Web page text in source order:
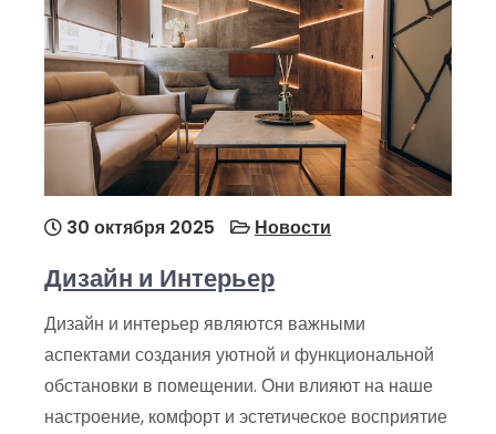
30 октября 2025 Новости
Дизайн и Интерьер
Дизайн и интерьер являются важными
аспектами создания уютной и функциональной
обстановки в помещении. Они влияют на наше
настроение, комфорт и эстетическое восприятие